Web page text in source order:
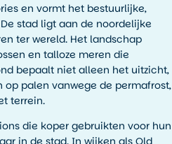
en vormt het bestuurlijke,
stad ligt aan de noordelijke
ter wereld. Het landschap
en talloze meren die
bepaalt niet alleen het uitzicht,
op palen vanwege de permafrost,
terrein.
die koper gebruikten voor hun